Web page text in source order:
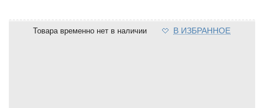
Товара временно нет в наличии В ИЗБРАННОЕ